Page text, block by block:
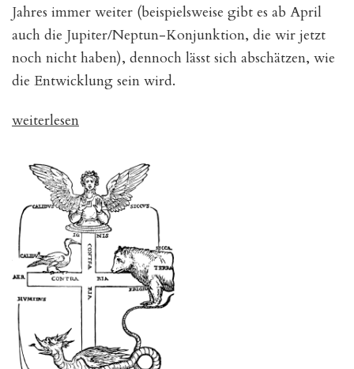
Jahres immer weiter (beispielsweise gibt es ab April
auch die Jupiter/Neptun-Konjunktion, die wir jetzt
noch nicht haben), dennoch lässt sich abschätzen, wie
die Entwicklung sein wird.
„Neujahrshoroskop
2022“
weiterlesen